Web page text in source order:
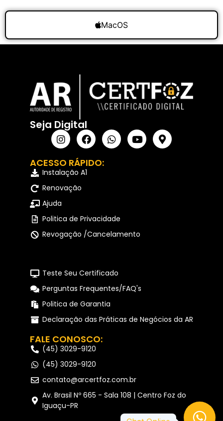
MacOS
Seja Digital
ACESSO RÁPIDO:
Instalação A1
Renovação
Ajuda
Politica de Privacidade
Revogação /Cancelamento
Teste Seu Certificado
Perguntas Frequentes/FAQ's
Politica de Garantia
Declaração das Práticas de Negócios da AR
FALE CONOSCO:
(45) 3029-9120
(45) 3029-9120
contato@arcertfoz.com.br
Av. Brasil Nº 665 - Sala 108 | Centro Foz do
Iguaçu-PR